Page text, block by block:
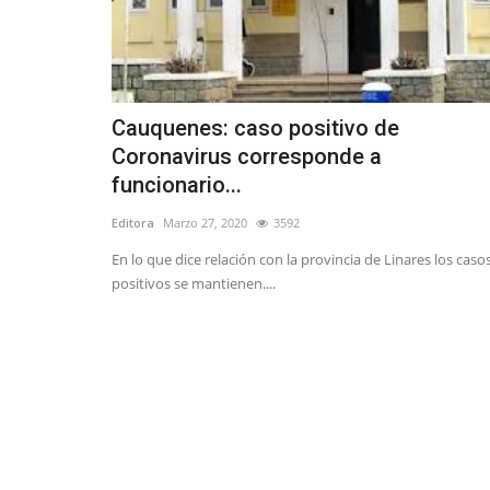
Cauquenes: caso positivo de
Coronavirus corresponde a
funcionario...
Editora Marzo 27, 2020 3592
En lo que dice relación con la provincia de Linares los
positivos se mantienen....